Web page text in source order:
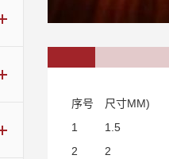
序号 尺寸MM)
1
1.5
2
2